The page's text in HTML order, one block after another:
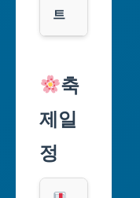
인
광
역
트
리
익
스
레
축
제일
정